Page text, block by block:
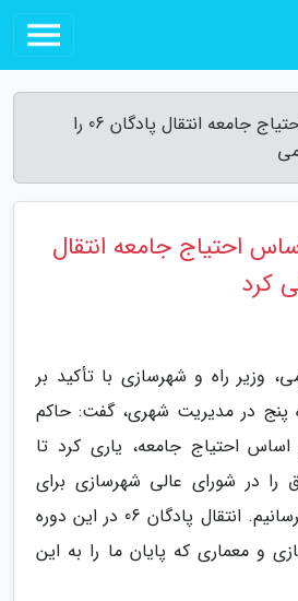
نگاه برد-برد بر اساس احتیاج جامعه انتقال پادگان 06 را
احتیاج جامعه انتقال
وزیر راه و شهرسازی با تأکید بر
پنج در مدیریت شهری، گفت: حاکم
احتیاج جامعه، یاری کرد تا
را در شورای عالی شهرسازی برای
اولین بار به تصویب برسانیم. انتقال پادگان 06 در این دوره
و معماری که پایان ما را به این